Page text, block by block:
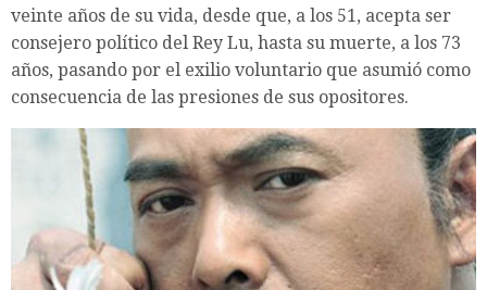
veinte años de su vida, desde que, a los 51, acepta ser
consejero político del Rey Lu, hasta su muerte, a los 73
años, pasando por el exilio voluntario que asumió como
consecuencia de las presiones de sus opositores.